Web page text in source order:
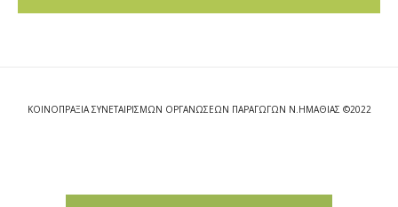
ΚΟΙΝΟΠΡΑΞΙΑ ΣΥΝΕΤΑΙΡΙΣΜΩΝ ΟΡΓΑΝΩΣΕΩΝ ΠΑΡΑΓΩΓΩΝ Ν.ΗΜΑΘΙΑΣ ©2022